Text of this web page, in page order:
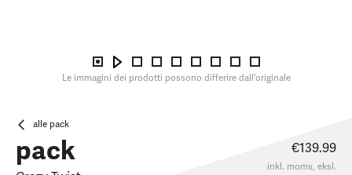
Le immagini dei prodotti possono differire dall'originale
alle pack
pack €139.99
inkl. moms, eksl.